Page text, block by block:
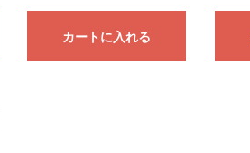
カートに入れる